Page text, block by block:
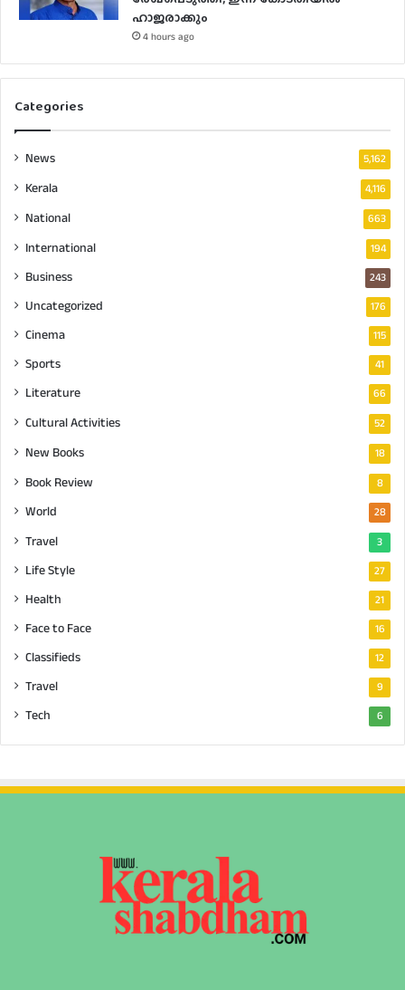
ഹാജരാക്കും
4 hours ago
Categories
News 5,162
Kerala 4,116
National 663
International 194
Business 243
Uncategorized 176
Cinema 115
Sports 41
Literature 66
Cultural Activities 52
New Books 18
Book Review 8
World 28
Travel 3
Life Style 27
Health 21
Face to Face 16
Classifieds 12
Travel 9
Tech 6